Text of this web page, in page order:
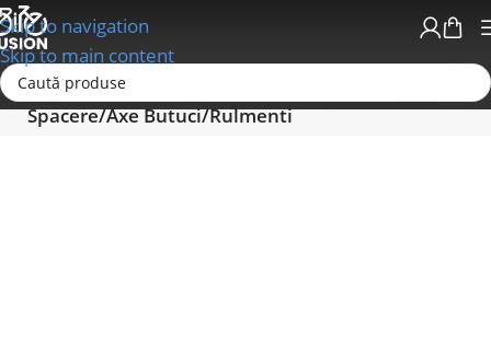
Skip to navigation
Skip to main content
Prima pagină
Spacere/Axe Butuci/Rulmenti